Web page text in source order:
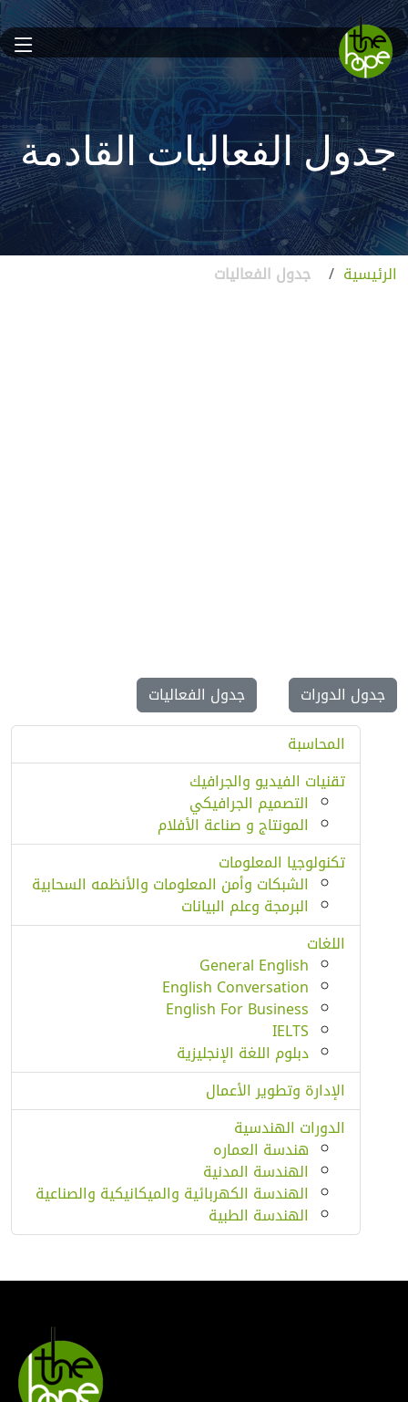
جدول الفعاليات القادمة
الرئيسية / جدول الفعاليات
جدول الدورات
جدول الفعاليات
المحاسبة
تقنيات الفيديو والجرافيك
التصميم الجرافيكي
المونتاج و صناعة الأفلام
تكنولوجيا المعلومات
الشبكات وأمن المعلومات والأنظمه السحابية
البرمجة وعلم البيانات
اللغات
General English
English Conversation
English For Business
IELTS
دبلوم اللغة الإنجليزية
الإدارة وتطوير الأعمال
الدورات الهندسية
هندسة العماره
الهندسة المدنية
الهندسة الكهربائية والميكانيكية والصناعية
الهندسة الطبية
فعالية تقنية مجانية لطلاب تكنولوجيا
المعلومات منتهية